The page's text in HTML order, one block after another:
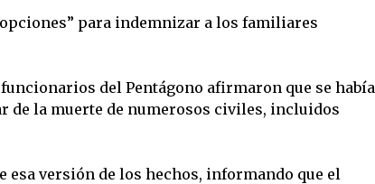
para indemnizar a los familiares
del Pentágono afirmaron que se había
de la muerte de numerosos civiles, incluidos
esa versión de los hechos, informando que el